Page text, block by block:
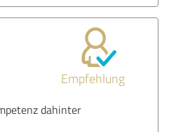
Empfehlung
dahinter